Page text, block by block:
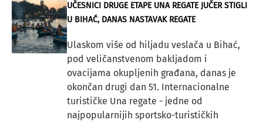
UČESNICI DRUGE ETAPE UNA REGATE JUČER STIGLI
U BIHAĆ, DANAS NASTAVAK REGATE
Ulaskom više od hiljadu veslača u Bihać,
pod veličanstvenom bakljadom i
ovacijama okupljenih građana, danas je
okončan drugi dan 51. Internacionalne
turističke Una regate - jedne od
najpopularnijih sportsko-turističkih